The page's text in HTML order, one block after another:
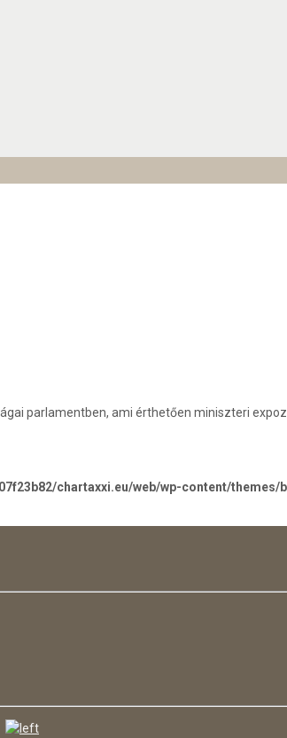
parlamentben, ami érthetően miniszteri
chartaxxi.eu/web/wp-content/